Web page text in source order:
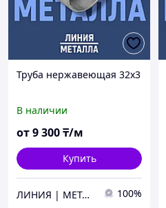
Труба нержавеющая 32х3
В наличии
от9 300₸/м
Купить
ЛИНИЯ | МЕТАЛЛА 100%